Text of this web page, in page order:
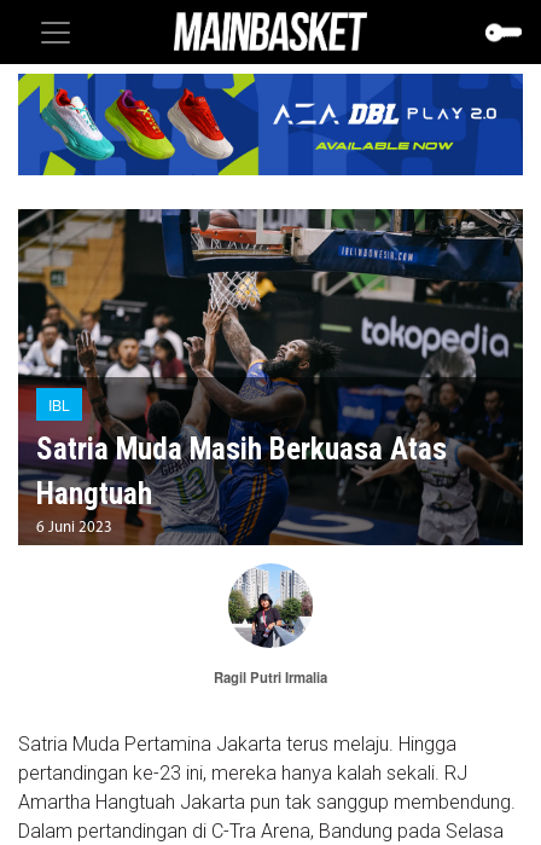
IBL
Satria Muda Masih Berkuasa Atas
Hangtuah
6 Juni 2023
Ragil Putri Irmalia
Satria Muda Pertamina Jakarta terus melaju. Hingga
pertandingan ke-23 ini, mereka hanya kalah sekali. RJ
Amartha Hangtuah Jakarta pun tak sanggup membendung.
Dalam pertandingan di C-Tra Arena, Bandung pada Selasa